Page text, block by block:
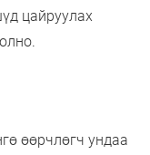
цайруулах
өөрчлөгч ундаа